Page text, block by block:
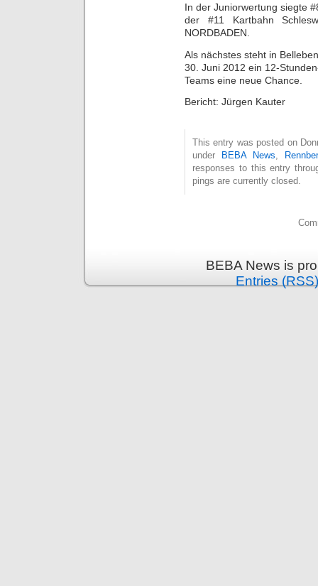
In der Juniorwertung siegte
der #11 Kartbahn
NORDBADEN.
Als nächstes steht in
30. Juni 2012 ein 12-
Teams eine neue Chance.
Bericht: Jürgen Kauter
This entry was posted on
under
BEBA News,
responses to this entry
pings are currently closed.
BEBA News is
Entries (RSS)